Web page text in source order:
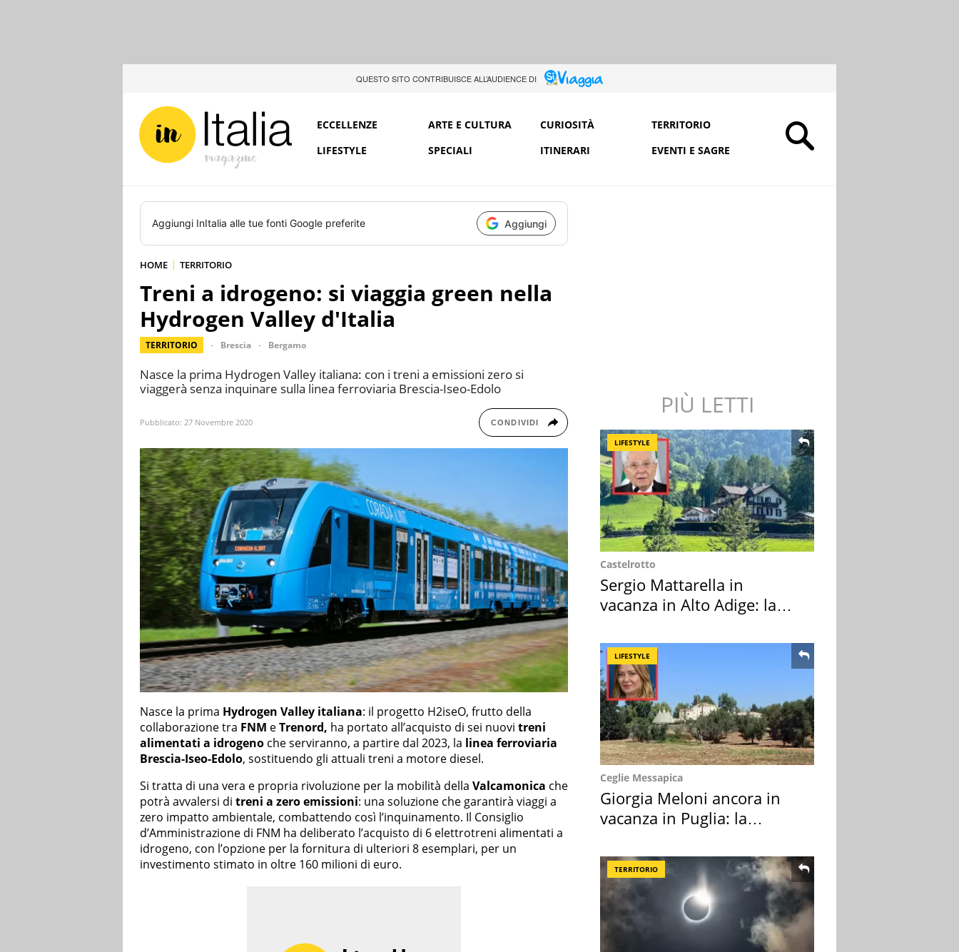
QUESTO SITO CONTRIBUISCE ALL’AUDIENCE DI
ECCELLENZE ARTE E CULTURA CURIOSITÀ
TERRITORIO
LIFESTYLE
SPECIALI ITINERARI EVENTI E SAGRE
Aggiungi InItalia alle tue fonti Google preferite Aggiungi
HOME TERRITORIO
Treni a idrogeno: si viaggia green nella
Hydrogen Valley d'Italia
TERRITORIO Brescia Bergamo
Nasce la prima Hydrogen Valley italiana: con i treni a emissioni zero si
viaggerà senza inquinare sulla linea ferroviaria Brescia-Iseo-Edolo
Pubblicato: 27 Novembre 2020 CONDIVIDI
Nasce la prima Hydrogen Valley italiana: il progetto H2iseO, frutto della
collaborazione tra FNM eTrenord, ha portato all’acquisto di sei nuovi treni
alimentati a idrogeno che serviranno, a partire dal 2023, la linea ferroviaria
Brescia-Iseo-Edolo, sostituendo gli attuali treni a motore diesel.
Si tratta di una vera e propria rivoluzione per la mobilità della Valcamonica che
potrà avvalersi di treni a zero emissioni: una soluzione che garantirà viaggi a
zero impatto ambientale, combattendo così l’inquinamento. Il Consiglio
d’Amministrazione di FNM ha deliberato l’acquisto di 6 elettrotreni alimentati a
idrogeno, con l’opzione per la fornitura di ulteriori 8 esemplari, per un
investimento stimato in oltre 160 milioni di euro.
PIÙ LETTI
LIFESTYLE
Castelrotto
Sergio Mattarella in
vacanza in Alto Adige: la
LIFESTYLE
Ceglie Messapica
Giorgia Meloni ancora in
vacanza in Puglia: la
TERRITORIO